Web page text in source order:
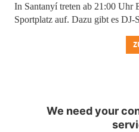
In Santanyí treten ab 21:00 Uhr
Sportplatz auf. Dazu gibt es DJ-
We need your